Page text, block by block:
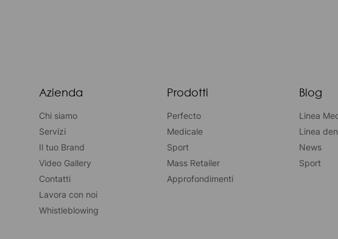
Azienda
Chi siamo
Servizi
Il tuo Brand
Video Gallery
Contatti
Lavora con noi
Whistleblowing
Prodotti
Perfecto
Medicale
Sport
Mass Retailer
Approfondimenti
Blog
Linea
Linea
News
Sport